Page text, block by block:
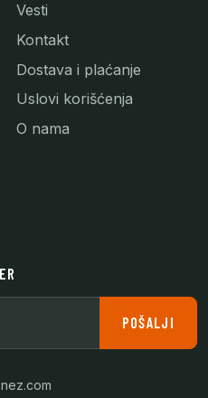
Vesti
Kontakt
Dostava i plaćanje
Uslovi korišćenja
O nama
POŠALJI